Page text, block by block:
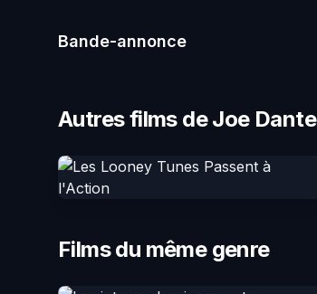
Bande-annonce
Autres films de Joe Dante
Films du même genre